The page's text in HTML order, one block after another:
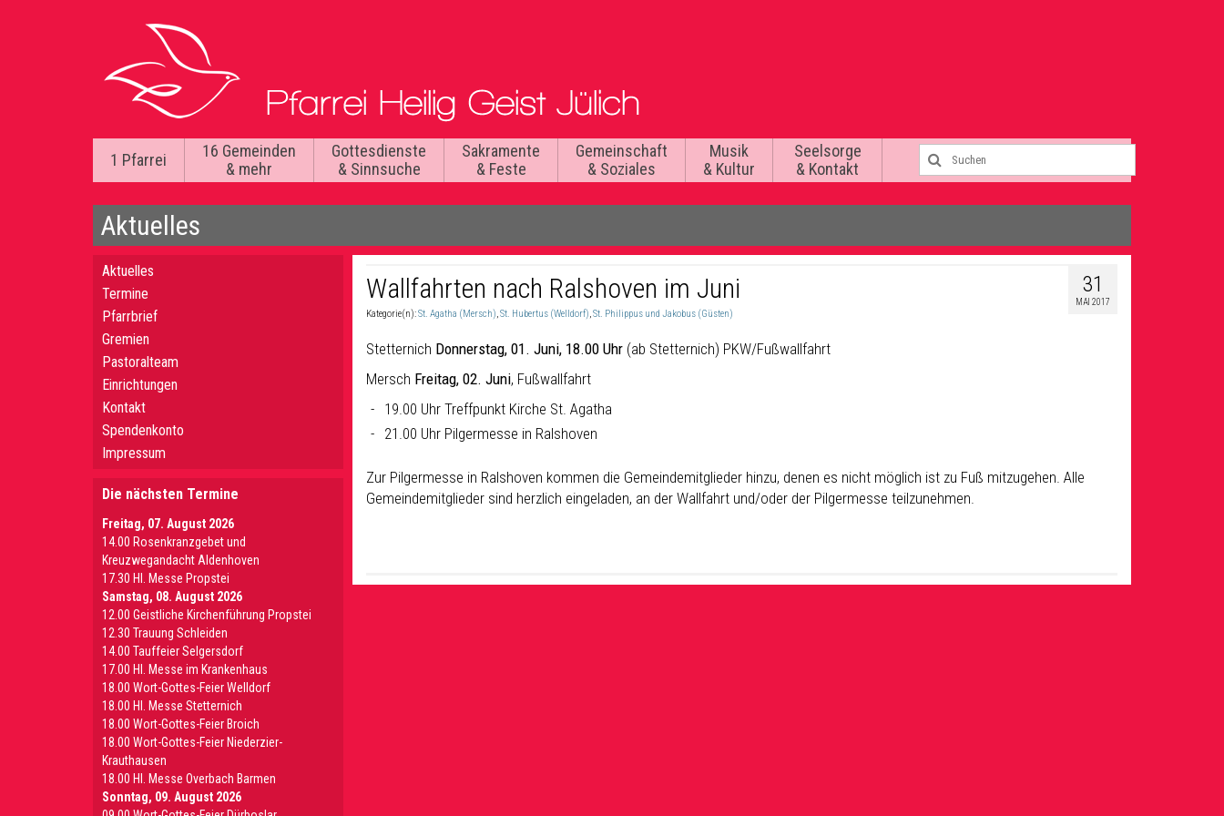
1 Pfarrei
16 Gemeinden
& mehr
Gottesdienste
& Sinnsuche
Sakramente
& Feste
Gemeinschaft
& Soziales
Musik
& Kultur
Seelsorge
& Kontakt
Aktuelles
31
MAI 2017
Wallfahrten nach Ralshoven im Juni
Kategorie(n):St. Agatha (Mersch),St. Hubertus (Welldorf),St. Philippus und Jakobus (Güsten)
Stetternich Donnerstag, 01. Juni, 18.00 Uhr (ab Stetternich) PKW/Fußwallfahrt
Mersch Freitag, 02. Juni, Fußwallfahrt
19.00 Uhr Treffpunkt Kirche St. Agatha
21.00 Uhr Pilgermesse in Ralshoven
Zur Pilgermesse in Ralshoven kommen die Gemeindemitglieder hinzu, denen es nicht möglich ist zu Fuß mitzugehen. Alle
Gemeindemitglieder sind herzlich eingeladen, an der Wallfahrt und/oder der Pilgermesse teilzunehmen.
Aktuelles
Termine
Pfarrbrief
Gremien
Pastoralteam
Einrichtungen
Kontakt
Spendenkonto
Impressum
Die nächsten Termine
Freitag, 07. August 2026
14.00 Rosenkranzgebet und
Kreuzwegandacht Aldenhoven
17.30 Hl. Messe Propstei
Samstag, 08. August 2026
12.00 Geistliche Kirchenführung Propstei
12.30 Trauung Schleiden
14.00 Tauffeier Selgersdorf
17.00 Hl. Messe im Krankenhaus
18.00 Wort-Gottes-Feier Welldorf
18.00 Hl. Messe Stetternich
18.00 Wort-Gottes-Feier Broich
18.00 Wort-Gottes-Feier Niederzier-
Krauthausen
18.00 Hl. Messe Overbach Barmen
Sonntag, 09. August 2026